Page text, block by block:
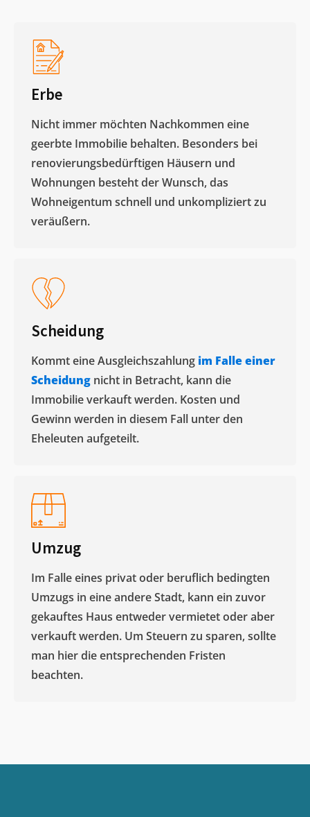
Erbe
Nicht immer möchten Nachkommen eine
geerbte Immobilie behalten. Besonders bei
renovierungsbedürftigen Häusern und
Wohnungen besteht der Wunsch, das
Wohneigentum schnell und unkompliziert zu
veräußern. ​
Scheidung
Kommt eine Ausgleichszahlung im Falle einer
Scheidung nicht in Betracht, kann die
Immobilie verkauft werden. Kosten und
Gewinn werden in diesem Fall unter den
Eheleuten aufgeteilt.​
Umzug
Im Falle eines privat oder beruflich bedingten
Umzugs in eine andere Stadt, kann ein zuvor
gekauftes Haus entweder vermietet oder aber
verkauft werden. Um Steuern zu sparen, sollte
man hier die entsprechenden Fristen
beachten.